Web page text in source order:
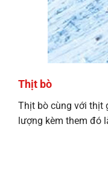
Thịt bò
Thịt bò cùng với thịt
lượng kèm them đó